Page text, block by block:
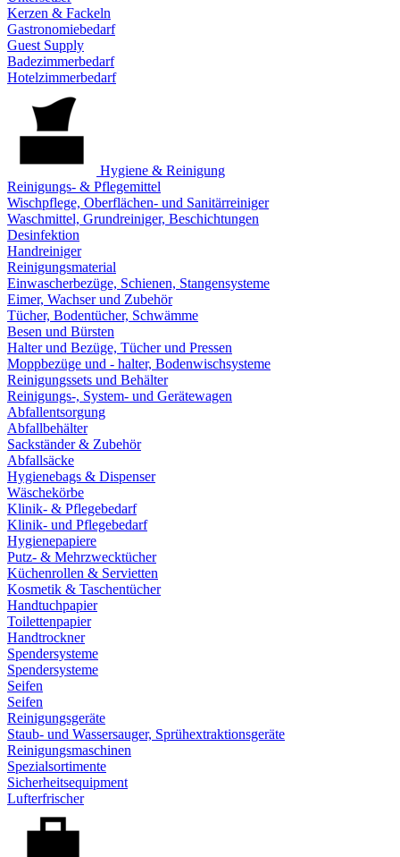
Kerzen & Fackeln
Gastronomiebedarf
Guest Supply
Badezimmerbedarf
Hotelzimmerbedarf
Hygiene & Reinigung
Reinigungs- & Pflegemittel
Wischpflege, Oberflächen- und Sanitärreiniger
Waschmittel, Grundreiniger, Beschichtungen
Desinfektion
Handreiniger
Reinigungsmaterial
Einwascherbezüge, Schienen, Stangensysteme
Eimer, Wachser und Zubehör
Tücher, Bodentücher, Schwämme
Besen und Bürsten
Halter und Bezüge, Tücher und Pressen
Moppbezüge und - halter, Bodenwischsysteme
Reinigungssets und Behälter
Reinigungs-, System- und Gerätewagen
Abfallentsorgung
Abfallbehälter
Sackständer & Zubehör
Abfallsäcke
Hygienebags & Dispenser
Wäschekörbe
Klinik- & Pflegebedarf
Klinik- und Pflegebedarf
Hygienepapiere
Putz- & Mehrzwecktücher
Küchenrollen & Servietten
Kosmetik & Taschentücher
Handtuchpapier
Toilettenpapier
Handtrockner
Spendersysteme
Spendersysteme
Seifen
Seifen
Reinigungsgeräte
Staub- und Wassersauger, Sprühextraktionsgeräte
Reinigungsmaschinen
Spezialsortimente
Sicherheitsequipment
Lufterfrischer